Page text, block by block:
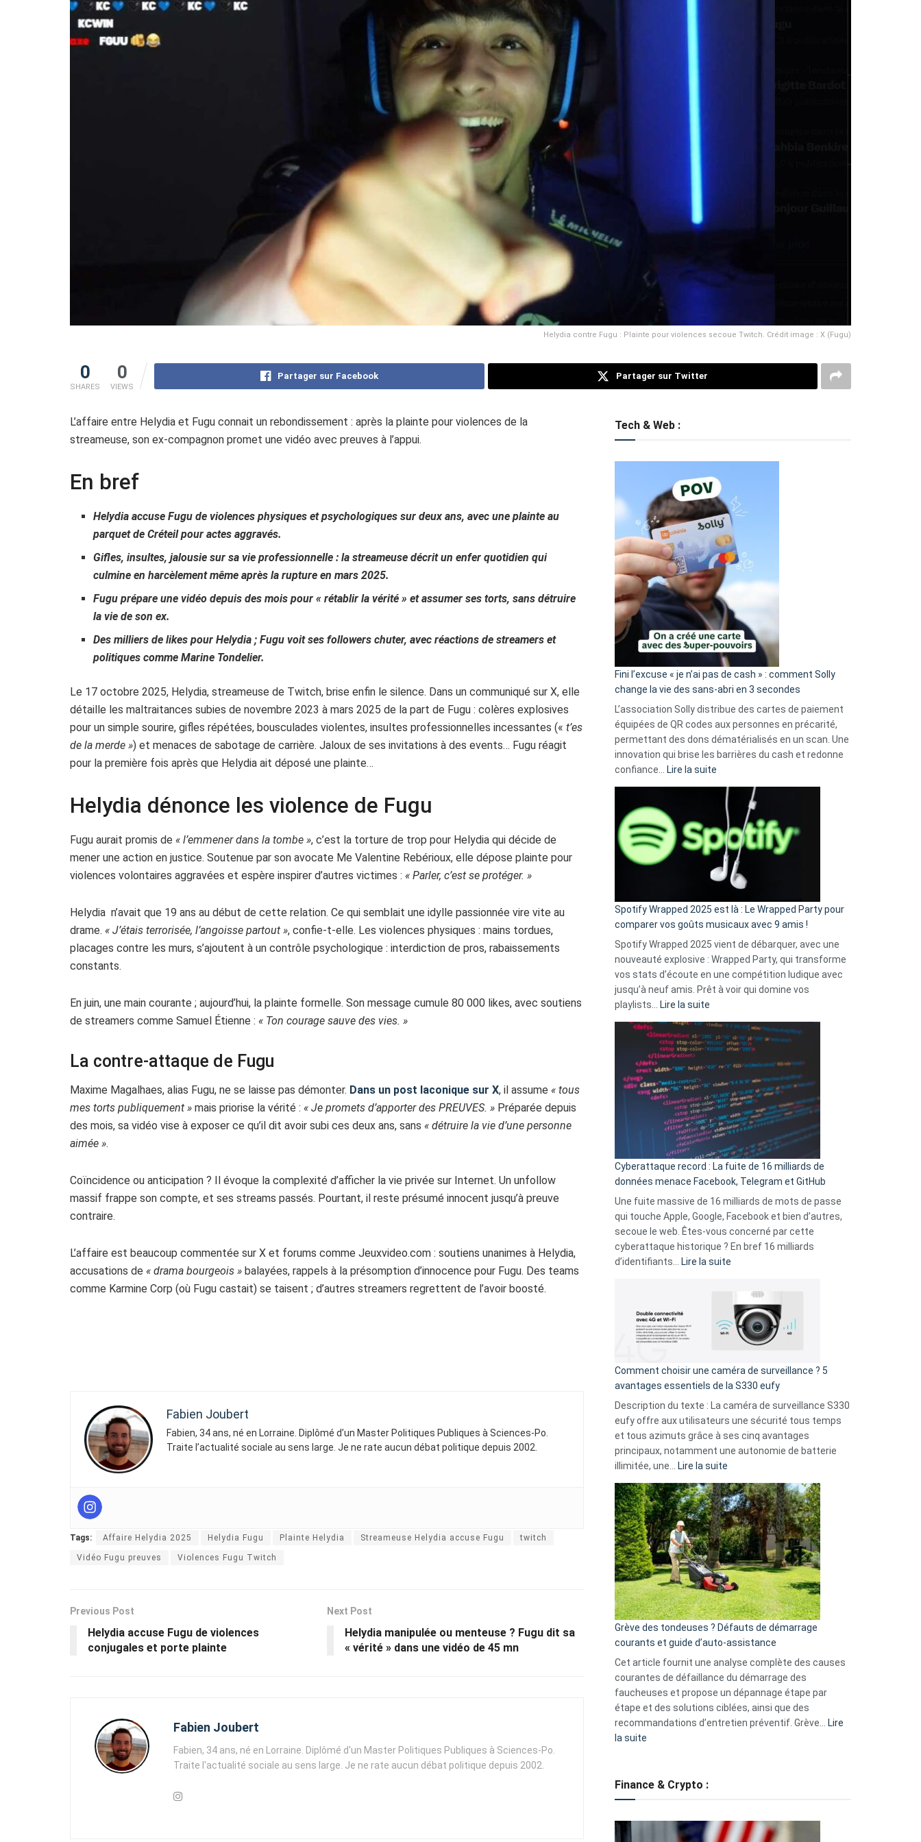
Helydia contre Fugu : Plainte pour violences secoue Twitch. Crédit image : X (Fugu)
0
SHARES
0
VIEWS
Partager sur Facebook Partager sur Twitter
L’affaire entre Helydia et Fugu connait un rebondissement : après la plainte pour violences de la
streameuse, son ex-compagnon promet une vidéo avec preuves à l’appui.
En bref
Helydia accuse Fugu de violences physiques et psychologiques sur deux ans, avec une plainte au
parquet de Créteil pour actes aggravés.
Gifles, insultes, jalousie sur sa vie professionnelle : la streameuse décrit un enfer quotidien qui
culmine en harcèlement même après la rupture en mars 2025.
Fugu prépare une vidéo depuis des mois pour « rétablir la vérité » et assumer ses torts, sans détruire
la vie de son ex.
Des milliers de likes pour Helydia ; Fugu voit ses followers chuter, avec réactions de streamers et
politiques comme Marine Tondelier.
Le 17 octobre 2025, Helydia, streameuse de Twitch, brise enfin le silence. Dans un communiqué sur X, elle
détaille les maltraitances subies de novembre 2023 à mars 2025 de la part de Fugu : colères explosives
pour un simple sourire, gifles répétées, bousculades violentes, insultes professionnelles incessantes (« t’es
de la merde ») et menaces de sabotage de carrière. Jaloux de ses invitations à des events… Fugu réagit
pour la première fois après que Helydia ait déposé une plainte…
Helydia dénonce les violence de Fugu
Fugu aurait promis de « l’emmener dans la tombe », c’est la torture de trop pour Helydia qui décide de
mener une action en justice. Soutenue par son avocate Me Valentine Rebérioux, elle dépose plainte pour
violences volontaires aggravées et espère inspirer d’autres victimes : « Parler, c’est se protéger. »
Helydia n’avait que 19 ans au début de cette relation. Ce qui semblait une idylle passionnée vire vite au
drame. « J’étais terrorisée, l’angoisse partout », confie-t-elle. Les violences physiques : mains tordues,
placages contre les murs, s’ajoutent à un contrôle psychologique : interdiction de pros, rabaissements
constants.
En juin, une main courante ; aujourd’hui, la plainte formelle. Son message cumule 80 000 likes, avec soutiens
de streamers comme Samuel Étienne : « Ton courage sauve des vies. »
La contre-attaque de Fugu
Maxime Magalhaes, alias Fugu, ne se laisse pas démonter. Dans un post laconique sur X, il assume « tous
mes torts publiquement » mais priorise la vérité : « Je promets d’apporter des PREUVES. » Préparée depuis
des mois, sa vidéo vise à exposer ce qu’il dit avoir subi ces deux ans, sans « détruire la vie d’une personne
aimée ».
Coïncidence ou anticipation ? Il évoque la complexité d’afficher la vie privée sur Internet. Un unfollow
massif frappe son compte, et ses streams passés. Pourtant, il reste présumé innocent jusqu’à preuve
contraire.
L’affaire est beaucoup commentée sur X et forums comme Jeuxvideo.com : soutiens unanimes à Helydia,
accusations de « drama bourgeois » balayées, rappels à la présomption d’innocence pour Fugu. Des teams
comme Karmine Corp (où Fugu castait) se taisent ; d’autres streamers regrettent de l’avoir boosté.
Fabien Joubert
Fabien, 34 ans, né en Lorraine. Diplômé d’un Master Politiques Publiques à Sciences-Po.
Traite l’actualité sociale au sens large. Je ne rate aucun débat politique depuis 2002.
Tags: Affaire Helydia 2025 Helydia Fugu Plainte Helydia Streameuse Helydia accuse Fugu twitch
Vidéo Fugu preuves Violences Fugu Twitch
Previous Post
Helydia accuse Fugu de violences
conjugales et porte plainte
Next Post
Helydia manipulée ou menteuse ? Fugu dit sa
« vérité » dans une vidéo de 45 mn
Fabien Joubert
Fabien, 34 ans, né en Lorraine. Diplômé d'un Master Politiques Publiques à Sciences-Po.
Traite l'actualité sociale au sens large. Je ne rate aucun débat politique depuis 2002.
Tech & Web :
Fini l’excuse « je n’ai pas de cash » : comment Solly
change la vie des sans-abri en 3 secondes
L’association Solly distribue des cartes de paiement
équipées de QR codes aux personnes en précarité,
permettant des dons dématérialisés en un scan. Une
innovation qui brise les barrières du cash et redonne
confiance… Lire la suite
Fini
l’excuse
je
n’ai
pas
de
cash
»
Solly
change
la
vie
sans-
abri
en
3
secondes
Spotify Wrapped 2025 est là : Le Wrapped Party pour
comparer vos goûts musicaux avec 9 amis !
Spotify Wrapped 2025 vient de débarquer, avec une
nouveauté explosive : Wrapped Party, qui transforme
vos stats d’écoute en une compétition ludique avec
jusqu’à neuf amis. Prêt à voir qui domine vos
playlists… Lire la suite
Spotify
Wrapped
2025
est
:
Le
Wrapped
Party
pour
comparer
vos
goûts
musicaux
avec
9
amis
Cyberattaque record : La fuite de 16 milliards de
données menace Facebook, Telegram et GitHub
Une fuite massive de 16 milliards de mots de passe
qui touche Apple, Google, Facebook et bien d’autres,
secoue le web. Êtes-vous concerné par cette
cyberattaque historique ? En bref 16 milliards
d’identifiants… Lire la suite
record
La
fuite
16
milliards
données
menace
Facebook,
Telegram
GitHub
Comment choisir une caméra de surveillance ? 5
avantages essentiels de la S330 eufy
Description du texte : La caméra de surveillance S330
eufy offre aux utilisateurs une sécurité tous temps
et tous azimuts grâce à ses cinq avantages
principaux, notamment une autonomie de batterie
illimitée, une… Lire la suite
Comment
choisir
une
caméra
de
surveillance
?
5
avantages
essentiels
de
la
S330
eufy
Grève des tondeuses ? Défauts de démarrage
courants et guide d’auto-assistance
Cet article fournit une analyse complète des causes
courantes de défaillance du démarrage des
faucheuses et propose un dépannage étape par
étape et des solutions ciblées, ainsi que des
recommandations d’entretien préventif. Grève… Lire
la suite
tondeuses
Finance & Crypto :